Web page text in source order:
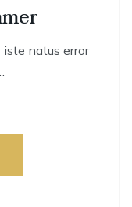
natus error